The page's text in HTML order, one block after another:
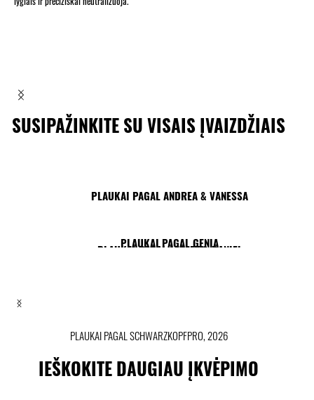
SUSIPAŽINKITE SU VISAIS ĮVAIZDŽIAIS
PLAUKAI PAGAL ANDREA & VANESSA
PLAUKAI PAGAL GENIA
PLAUKAI PAGAL LESLEY & DANIEL
PLAUKAI PAGAL SCHWARZKOPFPRO, 2026
IEŠKOKITE DAUGIAU ĮKVĖPIMO